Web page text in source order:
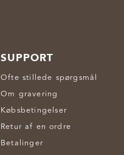
SUPPORT
Ofte stillede spørgsmål
Om gravering
Købsbetingelser
Retur af en ordre
Betalinger